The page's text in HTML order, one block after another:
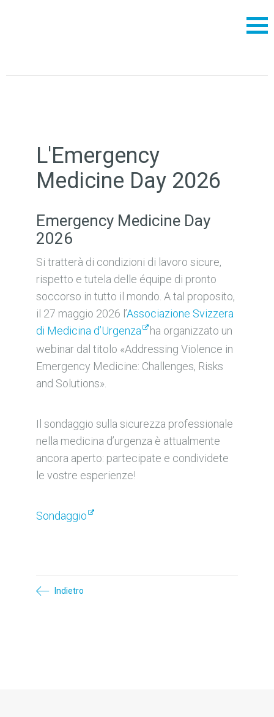
L'Emergency
Medicine Day 2026
Emergency Medicine Day
2026
Si tratterà di condizioni di lavoro sicure,
rispetto e tutela delle équipe di pronto
soccorso in tutto il mondo. A tal proposito,
il 27 maggio 2026 l’Associazione Svizzera
di Medicina d’Urgenza ha organizzato un
webinar dal titolo «Addressing Violence in
Emergency Medicine: Challenges, Risks
and Solutions».
Il sondaggio sulla sicurezza professionale
nella medicina d’urgenza è attualmente
ancora aperto: partecipate e condividete
le vostre esperienze!
Sondaggio
Indietro